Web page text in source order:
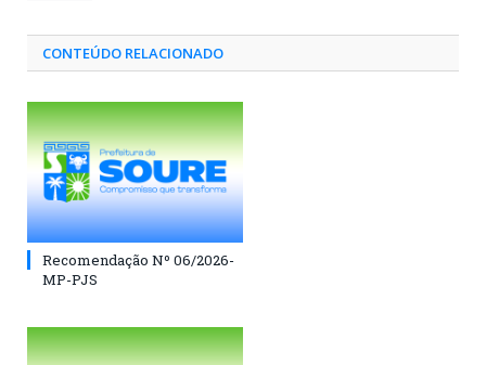
CONTEÚDO RELACIONADO
Recomendação Nº 06/2026-
MP-PJS